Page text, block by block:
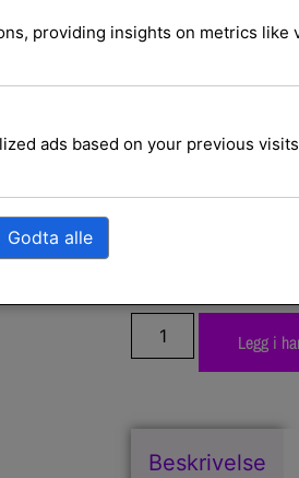
Logitech PC
SKU981-000100
200 på lager (kan
Legg i
Beskrivelse
providing insights on metrics like
ads based on your previous
Godta alle